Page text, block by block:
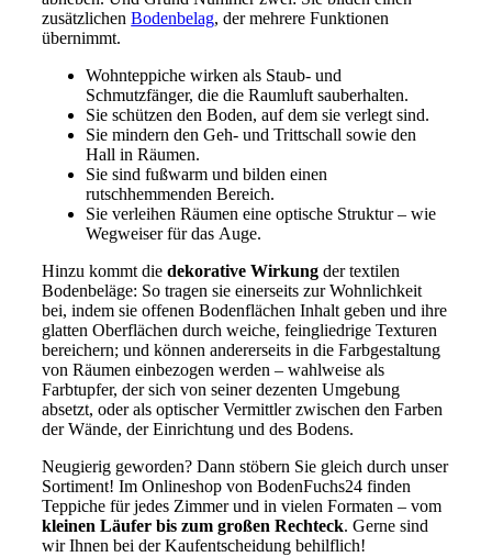
zusätzlichenBodenbelag, der mehrere Funktionen
übernimmt.
Wohnteppiche wirken als Staub- und
Schmutzfänger, die die Raumluft sauberhalten.
Sie schützen den Boden, auf dem sie verlegt sind.
Sie mindern den Geh- und Trittschall sowie den
Hall in Räumen.
Sie sind fußwarm und bilden einen
rutschhemmenden Bereich.
Sie verleihen Räumen eine optische Struktur – wie
Wegweiser für das Auge.
Hinzu kommt diedekorative Wirkung der textilen
Bodenbeläge: So tragen sie einerseits zur Wohnlichkeit
bei, indem sie offenen Bodenflächen Inhalt geben und ihre
glatten Oberflächen durch weiche, feingliedrige Texturen
bereichern; und können andererseits in die Farbgestaltung
von Räumen einbezogen werden – wahlweise als
Farbtupfer, der sich von seiner dezenten Umgebung
absetzt, oder als optischer Vermittler zwischen den Farben
der Wände, der Einrichtung und des Bodens.
Neugierig geworden? Dann stöbern Sie gleich durch unser
Sortiment! Im Onlineshop von BodenFuchs24 finden
Teppiche für jedes Zimmer und in vielen Formaten – vom
kleinen Läufer bis zum großen Rechteck. Gerne sind
wir Ihnen bei der Kaufentscheidung behilflich!